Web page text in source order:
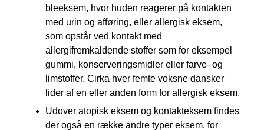
bleeksem, hvor huden reagerer på kontakten
med urin og afføring, eller allergisk eksem,
som opstår ved kontakt med
allergifremkaldende stoffer som for eksempel
gummi, konserveringsmidler eller farve- og
limstoffer. Cirka hver femte voksne dansker
lider af en eller anden form for allergisk eksem.
Udover atopisk eksem og kontakteksem findes
der også en række andre typer eksem, for